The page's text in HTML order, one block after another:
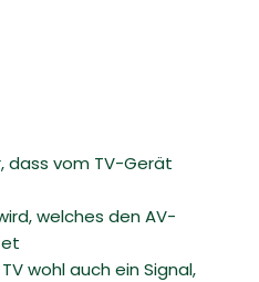
dass vom TV-Gerät
welches den AV-
wohl auch ein Signal,